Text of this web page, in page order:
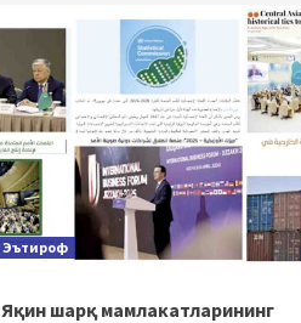
Эътироф
Яқин шарқ мамлакатларининг